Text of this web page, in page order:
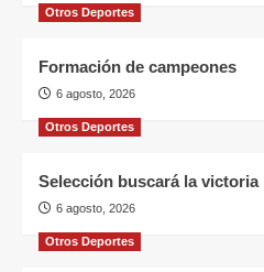
Otros Deportes
Formación de campeones
6 agosto, 2026
Otros Deportes
Selección buscará la victoria
6 agosto, 2026
Otros Deportes